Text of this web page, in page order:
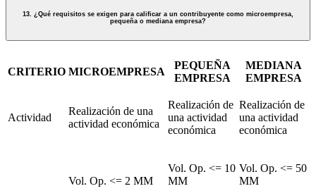
13. ¿Qué requisitos se exigen para calificar a un contribuyente como microempresa,
pequeña o mediana empresa?
CRITERIO MICROEMPRESA
PEQUEÑA
EMPRESA
MEDIANA
EMPRESA
Actividad
Realización de una
actividad económica
Realización de
una actividad
económica
Realización de
una actividad
económica
Vol. Op. <= 2 MM
Vol. Op. <= 10
MM
Vol. Op. <= 50
MM